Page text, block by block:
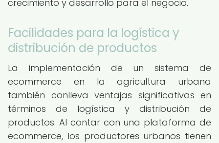
crecimiento y desarrollo para el negocio.
Facilidades para la logística y
distribución de productos
La implementación de un sistema de
ecommerce en la agricultura urbana
también conlleva ventajas significativas en
términos de logística y distribución de
productos. Al contar con una plataforma de
ecommerce, los productores urbanos tienen